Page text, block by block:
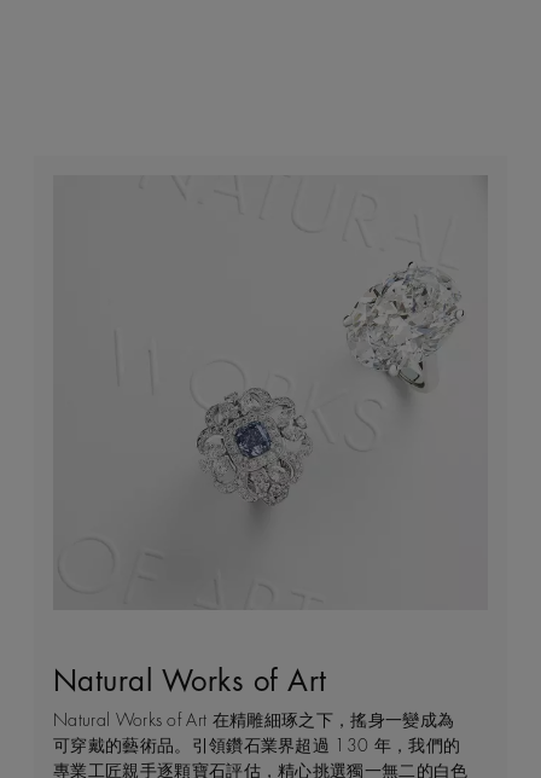
Natural Works of Art
Natural Works of Art 在精雕細琢之下，搖身一變成為
可穿戴的藝術品。引領鑽石業界超過 130 年，我們的
專業工匠親手逐顆寶石評估，精心挑選獨一無二的白色
鑽石珠寶創作的藝術
De Beers 作為鑽石珠寶藝術的領導者，在鑽石之旅的
每個階段 —— 從鑽石原石的開採到打造成世代相傳的
瑰寶 —— 均擁有舉足輕重的獨特地位。 我們探索並揭
建設永恒
我們每天都能親眼目感受天然美鑽何等珍貴，對佩戴者
和製作過程中的所有人而言，鑽石都是大自然的瑰寶。
因此我們致力確保每顆鑽石都能對開採地當地的人民和
客戶服務
不論您身處家中或到訪我們其中一間商店，我們都渴望
能為您提供度身訂造的購物體驗。預約親臨精品店或線
上購物體驗，即可透過私人諮詢得到專家協助和指導。